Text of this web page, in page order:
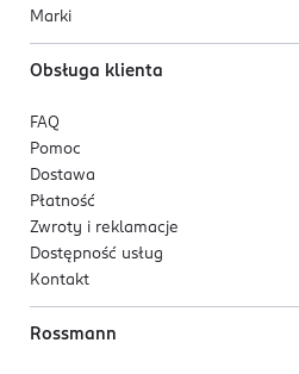
Marki
Obsługa klienta
FAQ
Pomoc
Dostawa
Płatność
Zwroty i reklamacje
Dostępność usług
Kontakt
Rossmann